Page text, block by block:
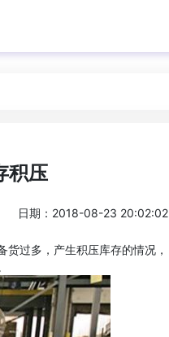
积压
日期：2018-08-23 20:02:02
过多，产生积压库存的情况，